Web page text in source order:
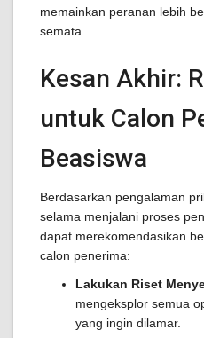
memainkan peranan lebih
semata.
Kesan Akhir:
untuk Calon
Beasiswa
Berdasarkan pengalaman
selama menjalani proses
dapat merekomendasikan
calon penerima:
Lakukan Riset
mengeksplor semua
yang ingin dilamar.